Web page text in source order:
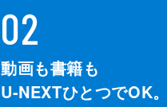
02
動画も書籍も
U-NEXTひとつでOK。